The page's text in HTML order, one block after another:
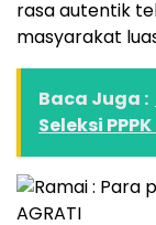
rasa autentik
masyarakat
Baca Juga :
Seleksi